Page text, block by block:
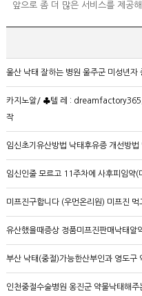
앞으로 좀 더 많은 서비스를 제공
울산 낙태 잘하는 병원 울주군 미성년자
카지노알/ ♣텔 레 : dreamfactory365/
작
임신초기유산방법 낙태후유증 개선방
임신인줄 모르고 11주차에 사후피임약
미프진구합니다 (우먼온리원) 미프진
유산했을때증상 정품미프진판매낙태알
부산 낙태(중절)가능한산부인과 영도구
인천중절수술병원 옹진군 약물낙태해